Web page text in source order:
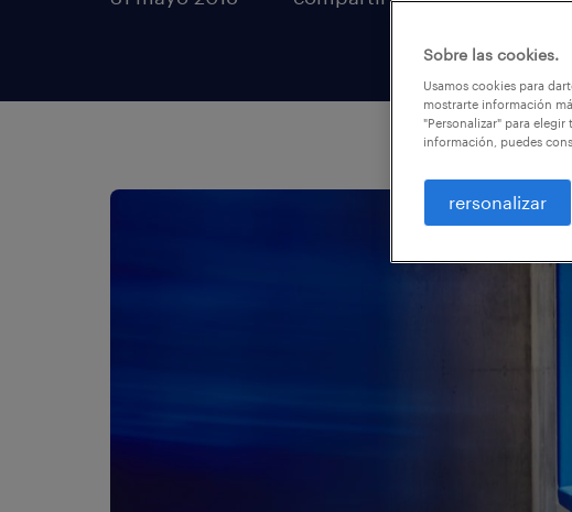
Sobre las cookies.
Usamos cookies para
mostrarte información
"Personalizar" para
información, puedes
rersonalizar